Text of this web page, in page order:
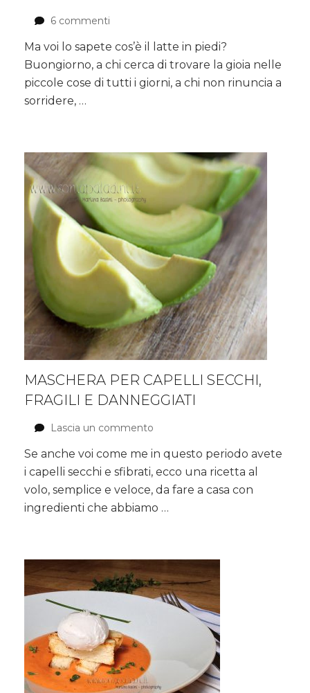
6 commenti
in
piedi,
ricetta
Ma voi lo sapete cos’è il latte in piedi?
Buongiorno, a chi cerca di trovare la gioia nelle
piccole cose di tutti i giorni, a chi non rinuncia a
sorridere, …
MASCHERA PER CAPELLI SECCHI,
FRAGILI E DANNEGGIATI
Lascia un commento
per
capelli
secchi,
e
Se anche voi come me in questo periodo avete
i capelli secchi e sfibrati, ecco una ricetta al
volo, semplice e veloce, da fare a casa con
ingredienti che abbiamo …